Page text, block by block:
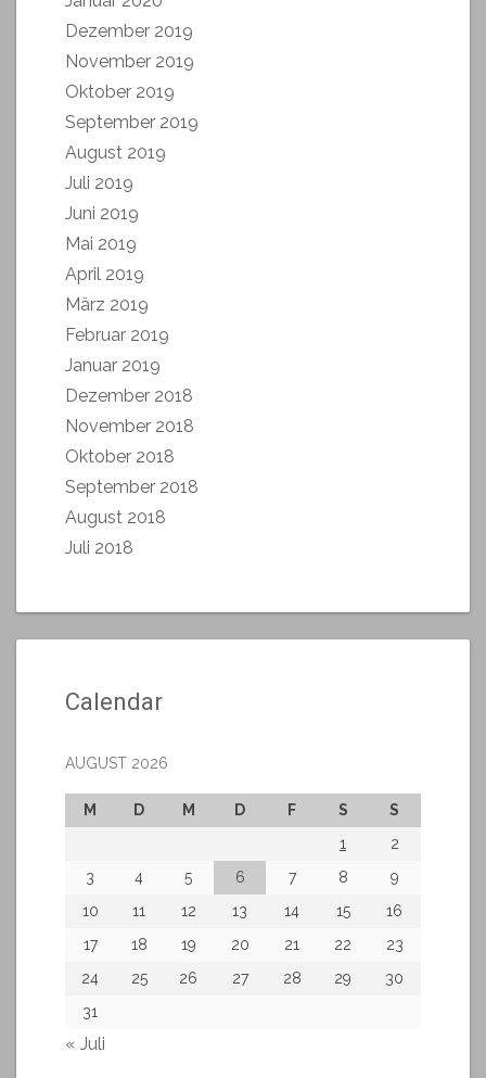
Dezember 2019
November 2019
Oktober 2019
September 2019
August 2019
Juli 2019
Juni 2019
Mai 2019
April 2019
März 2019
Februar 2019
Januar 2019
Dezember 2018
November 2018
Oktober 2018
September 2018
August 2018
Juli 2018
Calendar
AUGUST 2026
M D M D F S
S
1
2
3
4 5 6 7 8
9
10
11 12 13 14 15
16
17
18 19 20 21 22
23
24
25 26 27 28 29
30
31
« Juli